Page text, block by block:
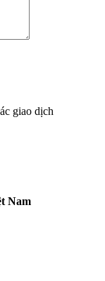
giao dịch
Nam